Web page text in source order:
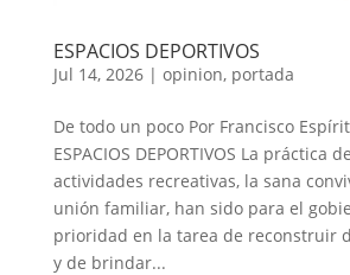
ESPACIOS DEPORTIVOS
Jul 14, 2026| opinion, portada
De todo un poco Por Francisco
ESPACIOS DEPORTIVOS La práctica
actividades recreativas, la sana
unión familiar, han sido para el
prioridad en la tarea de reconstruir
y de brindar...